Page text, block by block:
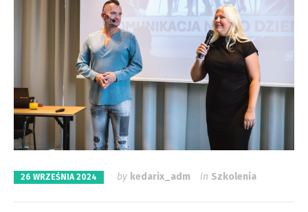
26 WRZEŚNIA 2024 by kedarix_adm in Szkolenia